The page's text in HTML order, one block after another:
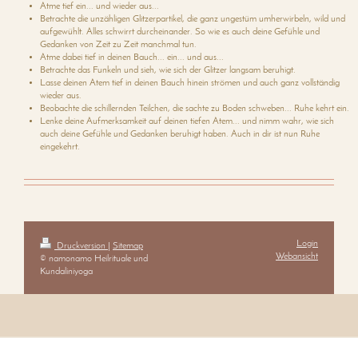
Atme tief ein... und wieder aus...
Betrachte die unzähligen Glitzerpartikel, die ganz ungestüm umherwirbeln, wild und
aufgewühlt. Alles schwirrt durcheinander. So wie es auch deine Gefühle und
Gedanken von Zeit zu Zeit manchmal tun.
Atme dabei tief in deinen Bauch... ein... und aus...
Betrachte das Funkeln und sieh, wie sich der Glitzer langsam beruhigt.
Lasse deinen Atem tief in deinen Bauch hinein strömen und auch ganz vollständig
wieder aus.
Beobachte die schillernden Teilchen, die sachte zu Boden schweben... Ruhe kehrt ein.
Lenke deine Aufmerksamkeit auf deinen tiefen Atem... und nimm wahr, wie sich
auch deine Gefühle und Gedanken beruhigt haben. Auch in dir ist nun Ruhe
eingekehrt.
Druckversion
Sitemap
© namonamo Heilrituale und
Kundaliniyoga
Login
Webansicht